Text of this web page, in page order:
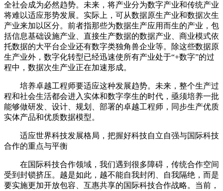
全社会成为必然趋势。未来，将产业分为数字产业和传统产业
将难以适应形势发展。实际上，可从数据原生产业和数据次生
产业来加以区分。前者指那些为数据生产应用而生的产业，包
括信息基础设施产业、直接生产数据的数据产业、商业模式依
托数据的大平台企业还有数字类独角兽企业等。除这些数据原
生产业外，数字化转型已经迅速使所有产业处于“+数字”的过
程中，数据次生产业正在加速形成。
培养卓越工程师要适应这种发展趋势。未来，整个生产过
程和社会生活都会进入实体和数字孪生的时代，亟须培养一批
能够做研发、设计、规划、部署的卓越工程师，同步生产优质
实体产品和优质数据模型。
适应世界科技发展格局，把握好科技自立自强与国际科技
合作的重点与平衡
在国际科技合作领域，我们遇到很多障碍，传统合作空间
受到封锁挤压。越是如此，越不能自我封闭、自我隔绝，而是
要实施更加开放包容、互惠共享的国际科技合作战略。当前，